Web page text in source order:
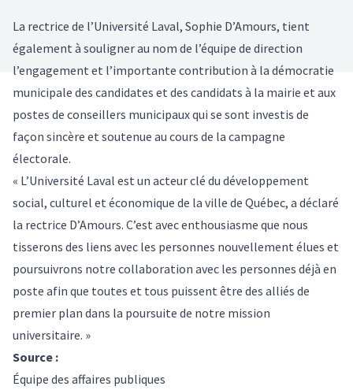
La rectrice de l’Université Laval, Sophie D’Amours, tient
également à souligner au nom de l’équipe de direction
l’engagement et l’importante contribution à la démocratie
municipale des candidates et des candidats à la mairie et aux
postes de conseillers municipaux qui se sont investis de
façon sincère et soutenue au cours de la campagne
électorale.
« L’Université Laval est un acteur clé du développement
social, culturel et économique de la ville de Québec, a déclaré
la rectrice D’Amours. C’est avec enthousiasme que nous
tisserons des liens avec les personnes nouvellement élues et
poursuivrons notre collaboration avec les personnes déjà en
poste afin que toutes et tous puissent être des alliés de
premier plan dans la poursuite de notre mission
universitaire. »
Source :
Équipe des affaires publiques